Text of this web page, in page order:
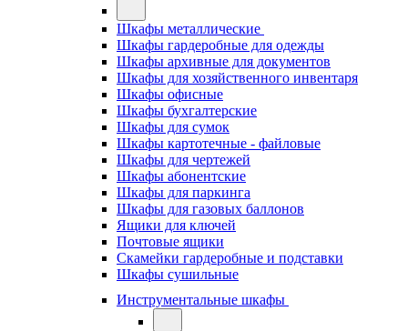
Шкафы металлические
Шкафы гардеробные для одежды
Шкафы архивные для документов
Шкафы для хозяйственного инвентаря
Шкафы офисные
Шкафы бухгалтерские
Шкафы для сумок
Шкафы картотечные - файловые
Шкафы для чертежей
Шкафы абонентские
Шкафы для паркинга
Шкафы для газовых баллонов
Ящики для ключей
Почтовые ящики
Скамейки гардеробные и подставки
Шкафы сушильные
Инструментальные шкафы